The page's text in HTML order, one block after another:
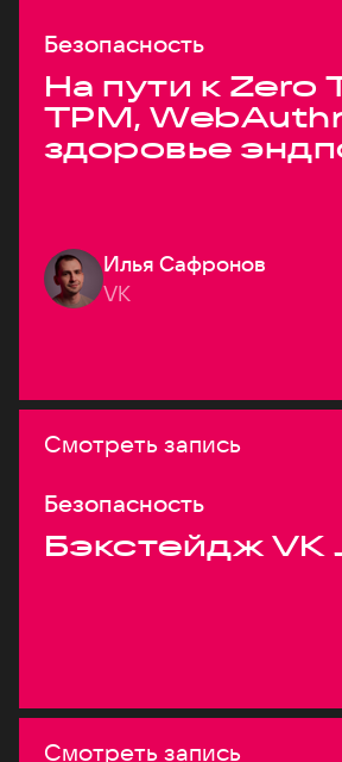
Безопасность
На пути к Zero
TPM,
здоровье
Илья Сафронов
VK
Смотреть запись
Безопасность
Бэкстейдж VK
Смотреть запись